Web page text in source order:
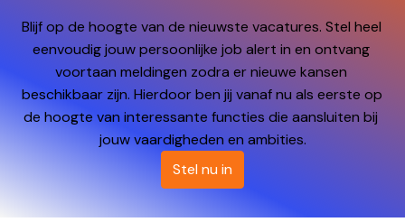
Blijf op de hoogte van de nieuwste vacatures. Stel heel
eenvoudig jouw persoonlijke job alert in en ontvang
voortaan meldingen zodra er nieuwe kansen
beschikbaar zijn. Hierdoor ben jij vanaf nu als eerste op
de hoogte van interessante functies die aansluiten bij
jouw vaardigheden en ambities.
Stel nu in